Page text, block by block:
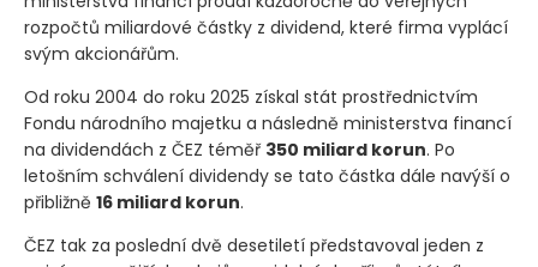
Díky většinovému podílu státu prostřednictvím
ministerstva financí proudí každoročně do veřejných
rozpočtů miliardové částky z dividend, které firma vyplácí
svým akcionářům.
Od roku 2004 do roku 2025 získal stát prostřednictvím
Fondu národního majetku a následně ministerstva financí
na dividendách z ČEZ téměř350 miliard korun. Po
letošním schválení dividendy se tato částka dále navýší o
přibližně16 miliard korun.